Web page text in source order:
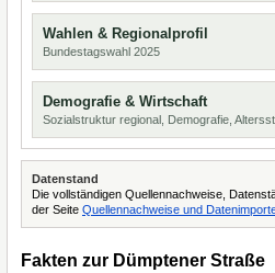
Wahlen & Regionalprofil
Bundestagswahl 2025
Demografie & Wirtschaft
Sozialstruktur regional, Demografie,
Datenstand
Die vollständigen Quellennachweise,
der Seite Quellennachweise und
Fakten zur Dümptener Straße